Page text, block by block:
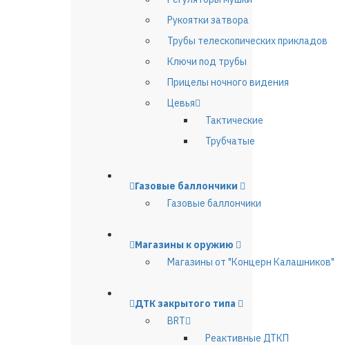
Рукоятки затвора
Трубы телескопических прикладов
Ключи под трубы
Прицелы ночного видения
Цевья
Тактические
Трубчатые
Газовые баллончики
Газовые баллончики
Магазины к оружию
Магазины от "Концерн Калашников"
ДТК закрытого типа
BRT
Реактивные ДТКП